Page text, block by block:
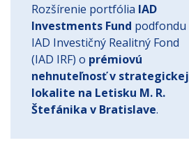
Rozšírenie portfólia IAD
Investments Fund podfondu
IAD Investičný Realitný Fond
(IAD IRF) o prémiovú
nehnuteľnosť v strategickej
lokalite na Letisku M. R.
Štefánika v Bratislave.